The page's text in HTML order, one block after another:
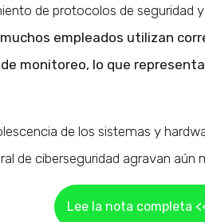
de protocolos de seguridad
muchos empleados utilizan
monitoreo, lo que
de los sistemas y
de ciberseguridad agravan aún
Lee la nota completa